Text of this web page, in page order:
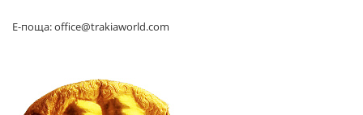
Е-поща: office@trakiaworld.com